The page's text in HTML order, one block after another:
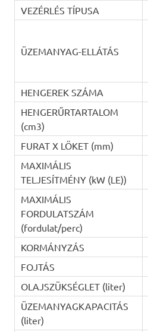
VEZÉRLÉS TÍPUSA
ÜZEMANYAG-ELLÁTÁS
HENGEREK SZÁMA
HENGERŰRTARTALOM
(cm3)
FURAT X LÖKET (mm)
MAXIMÁLIS
TELJESÍTMÉNY (kW (LE))
MAXIMÁLIS
FORDULATSZÁM
(fordulat/perc)
KORMÁNYZÁS
FOJTÁS
OLAJSZÜKSÉGLET (liter)
ÜZEMANYAGKAPACITÁS
(liter)